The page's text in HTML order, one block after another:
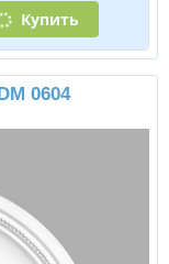
Купить
0483
Под покраску